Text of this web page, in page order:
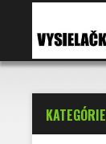
KATEGÓRIE